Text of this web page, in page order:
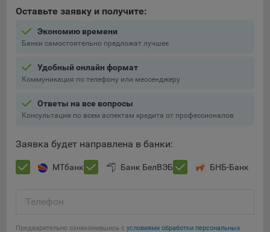
9.5. Файлы cookie, применяемые для определения целевой
аудитории и в рекламных целях, например Яндекс.Метрика,
Google Analytics.
Технические/Функциональные, хранятся не более года;
Необходимые для функционирования веб-аналитических
(статистические), установлены на сервере Общества и не
передаются третьим лицам, часть из которых хранятся во
наиболее и наименее популярные страницы и принимать
предпочтений пользователей.
Оставьте заявку и получите:
Экономию времени
Банки самостоятельно предложат лучшее
Удобный онлайн формат
Коммуникация по телефону или мессенджеру
Ответы на все вопросы
Консультация по всем аспектам кредита от профессионалов
Заявка будет направлена в банки:
МТбанк Банк БелВЭБ БНБ-Банк
Телефон
Предварительно ознакомившись с условиями обработки персональных